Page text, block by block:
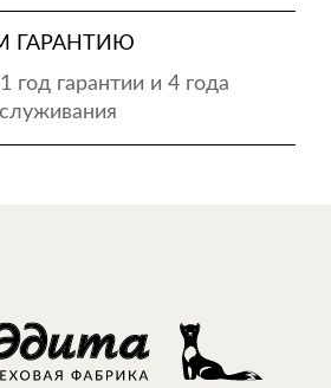
ГАРАНТИЮ
год гарантии и 4 года